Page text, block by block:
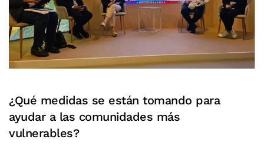
¿Qué medidas se están tomando para
ayudar a las comunidades más
vulnerables?